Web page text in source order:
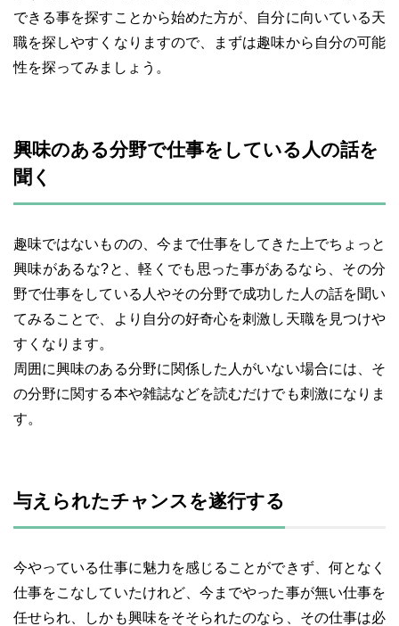
できる事を探すことから始めた方が、自分に向いている天
職を探しやすくなりますので、まずは趣味から自分の可能
性を探ってみましょう。
興味のある分野で仕事をしている人の話を
聞く
趣味ではないものの、今まで仕事をしてきた上でちょっと
興味があるな?と、軽くでも思った事があるなら、その分
野で仕事をしている人やその分野で成功した人の話を聞い
てみることで、より自分の好奇心を刺激し天職を見つけや
すくなります。
周囲に興味のある分野に関係した人がいない場合には、そ
の分野に関する本や雑誌などを読むだけでも刺激になりま
す。
与えられたチャンスを遂行する
今やっている仕事に魅力を感じることができず、何となく
仕事をこなしていたけれど、今までやった事が無い仕事を
任せられ、しかも興味をそそられたのなら、その仕事は必